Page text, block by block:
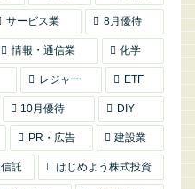
サービス業 8月優待
情報・通信業 化学
レジャー ETF
10月優待 DIY
PR・広告 建設業
託 はじめよう株式投資